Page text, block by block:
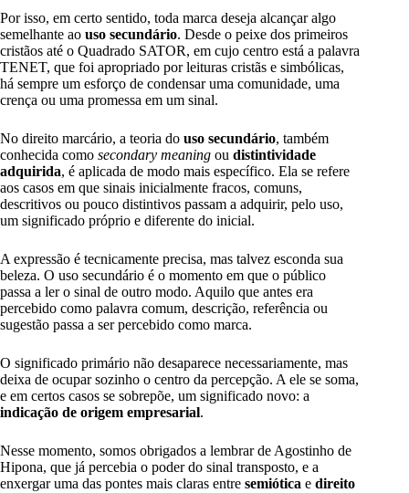
Por isso, em certo sentido, toda marca deseja alcançar algo
semelhante ao uso secundário. Desde o peixe dos primeiros
cristãos até o Quadrado SATOR, em cujo centro está a palavra
TENET, que foi apropriado por leituras cristãs e simbólicas,
há sempre um esforço de condensar uma comunidade, uma
crença ou uma promessa em um sinal.
No direito marcário, a teoria do uso secundário, também
conhecida como secondary meaning ou distintividade
adquirida, é aplicada de modo mais específico. Ela se refere
aos casos em que sinais inicialmente fracos, comuns,
descritivos ou pouco distintivos passam a adquirir, pelo uso,
um significado próprio e diferente do inicial.
A expressão é tecnicamente precisa, mas talvez esconda sua
beleza. O uso secundário é o momento em que o público
passa a ler o sinal de outro modo. Aquilo que antes era
percebido como palavra comum, descrição, referência ou
sugestão passa a ser percebido como marca.
O significado primário não desaparece necessariamente, mas
deixa de ocupar sozinho o centro da percepção. A ele se soma,
e em certos casos se sobrepõe, um significado novo: a
indicação de origem empresarial.
Nesse momento, somos obrigados a lembrar de Agostinho de
Hipona, que já percebia o poder do sinal transposto, e a
enxergar uma das pontes mais claras entre semiótica e direito